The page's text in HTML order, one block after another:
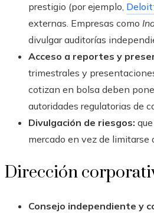
prestigio (por ejemplo,
externas. Empresas como
divulgar auditorías
Acceso a reportes y
trimestrales y
cotizan en bolsa deben
autoridades regulatorias de
Divulgación de riesgos:
mercado en vez de
Dirección
Consejo independiente y